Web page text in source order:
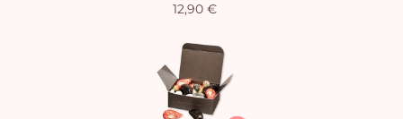
12,90 €